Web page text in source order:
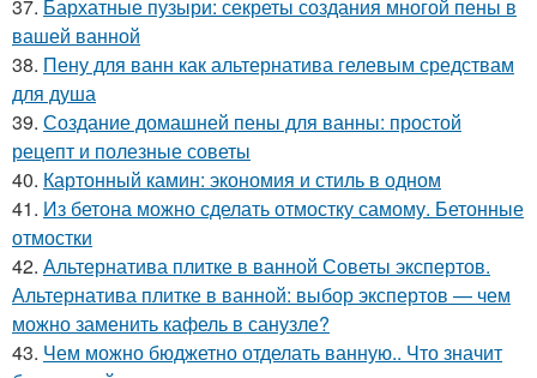
37. Бархатные пузыри: секреты создания многой пены в
вашей ванной
38. Пену для ванн как альтернатива гелевым средствам
для душа
39. Создание домашней пены для ванны: простой
рецепт и полезные советы
40. Картонный камин: экономия и стиль в одном
41. Из бетона можно сделать отмостку самому. Бетонные
отмостки
42. Альтернатива плитке в ванной Советы экспертов.
Альтернатива плитке в ванной: выбор экспертов — чем
можно заменить кафель в санузле?
43. Чем можно бюджетно отделать ванную.. Что значит